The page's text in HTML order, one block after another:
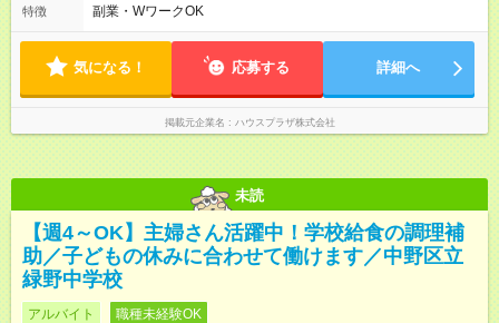
特徴 副業・WワークOK
気になる！ 応募する 詳細へ
掲載元企業名 ハウスプラザ株式会社
未読
【週4～OK】主婦さん活躍中！学校給食の調理補
助／子どもの休みに合わせて働けます／中野区立
緑野中学校
アルバイト 職種未経験OK